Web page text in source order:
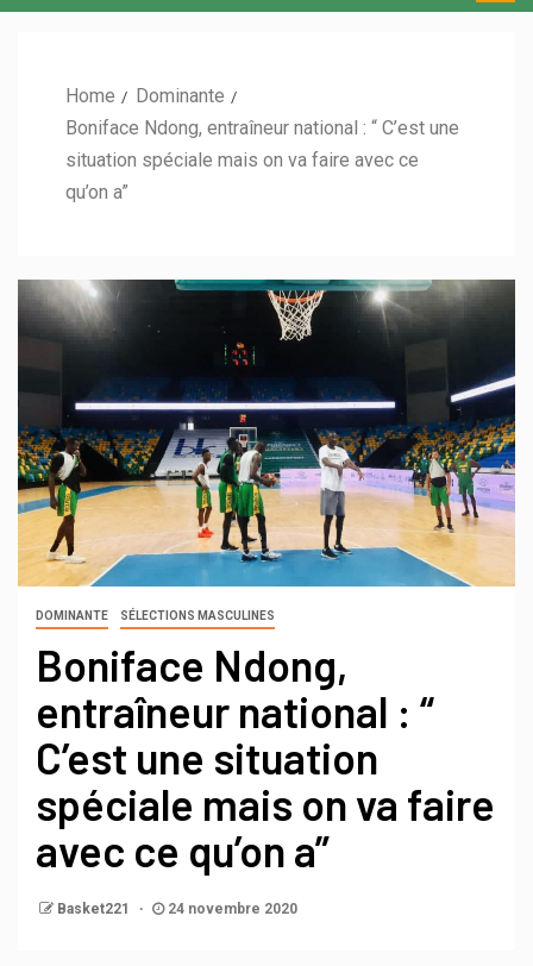
Home
Dominante
Boniface Ndong, entraîneur national : “ C’est une
situation spéciale mais on va faire avec ce
qu’on a”
DOMINANTE SÉLECTIONS MASCULINES
Boniface Ndong,
entraîneur national : “
C’est une situation
spéciale mais on va faire
avec ce qu’on a”
Basket221 24 novembre 2020